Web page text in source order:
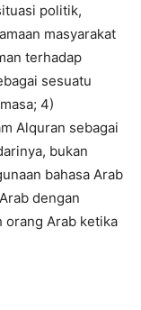
politik,
masyarakat
terhadap
sesuatu
4)
Alquran sebagai
bukan
bahasa Arab
dengan
orang Arab ketika